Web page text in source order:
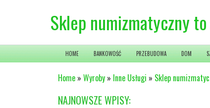
Sklep numizmatyczny
HOME BANKOWOŚĆ PRZEBUDOWA DOM
Home » Wyroby » Inne Usługi » Sklep
NAJNOWSZE WPISY: